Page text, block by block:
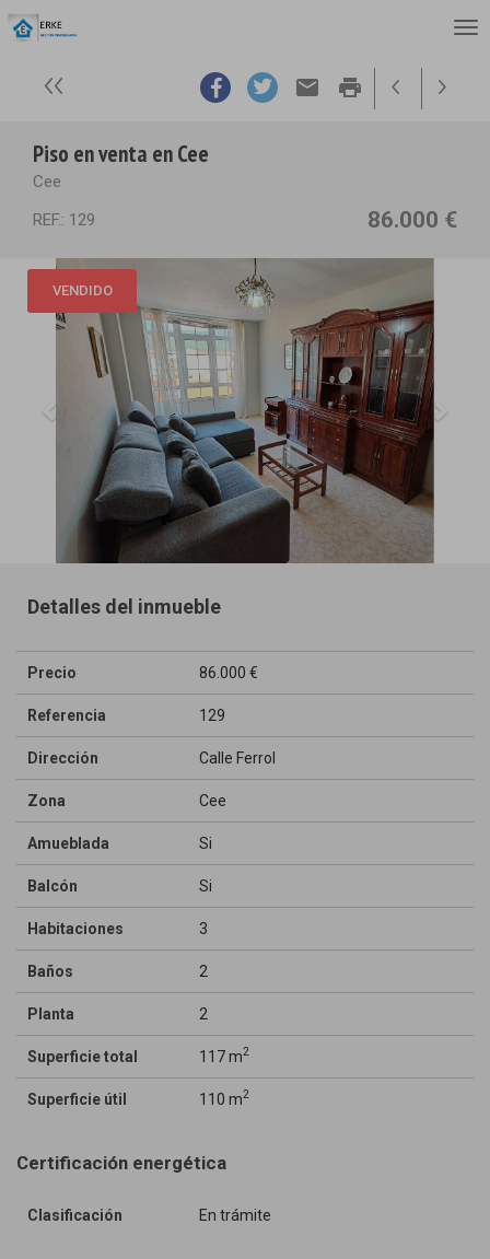
email print
Piso en venta en Cee
Cee
REF.: 129
86.000 €
VENDIDO
Detalles del inmueble
Precio 86.000 €
Referencia 129
Dirección Calle Ferrol
Zona Cee
Amueblada Si
Balcón Si
Habitaciones 3
Baños 2
Planta 2
Superficie total 117 m2
Superficie útil 110 m2
Certificación energética
Clasificación En trámite